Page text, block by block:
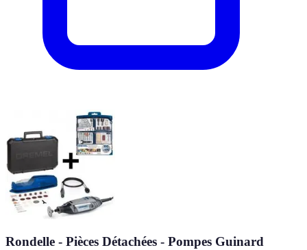
Rondelle - Pièces Détachées - Pompes Guinard